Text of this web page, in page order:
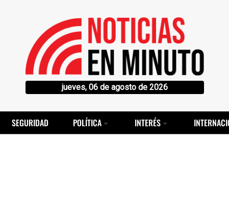
jueves, 06 de agosto de 2026
SEGURIDAD POLÍTICA INTERÉS